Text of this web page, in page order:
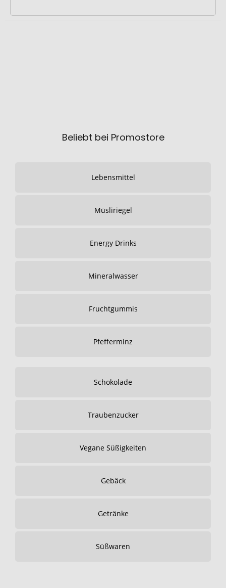
Beliebt bei Promostore
Lebensmittel
Müsliriegel
Energy Drinks
Mineralwasser
Fruchtgummis
Pfefferminz
Schokolade
Traubenzucker
Vegane Süßigkeiten
Gebäck
Getränke
Süßwaren